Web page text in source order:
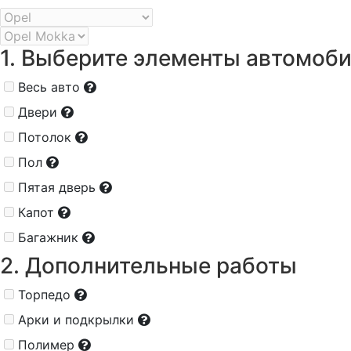
1. Выберите элементы
Весь авто
Двери
Потолок
Пол
Пятая дверь
Капот
Багажник
2. Дополнительные работы
Торпедо
Арки и подкрылки
Полимер